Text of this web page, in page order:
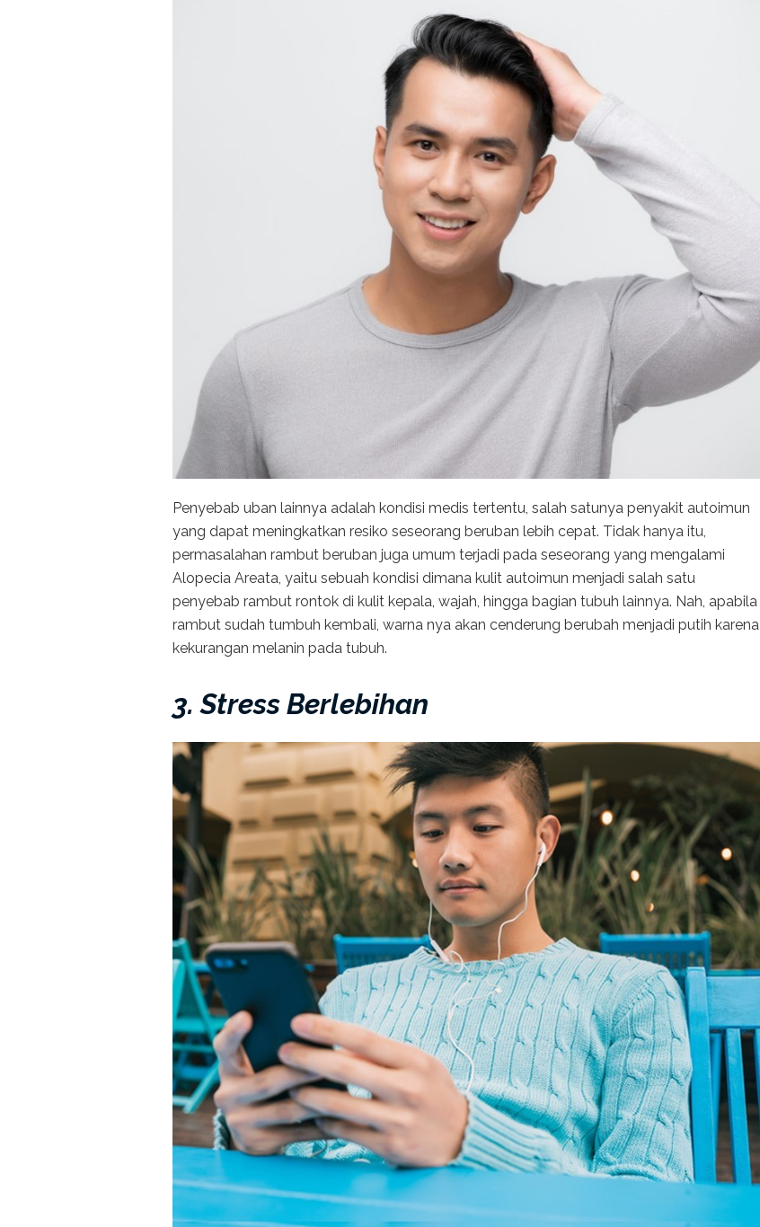
Penyebab uban lainnya adalah kondisi medis tertentu, salah satunya penyakit autoimun
yang dapat meningkatkan resiko seseorang beruban lebih cepat. Tidak hanya itu,
permasalahan rambut beruban juga umum terjadi pada seseorang yang mengalami
Alopecia Areata, yaitu sebuah kondisi dimana kulit autoimun menjadi salah satu
penyebab rambut rontok di kulit kepala, wajah, hingga bagian tubuh lainnya. Nah, apabila
rambut sudah tumbuh kembali, warna nya akan cenderung berubah menjadi putih karena
kekurangan melanin pada tubuh.
3. Stress Berlebihan